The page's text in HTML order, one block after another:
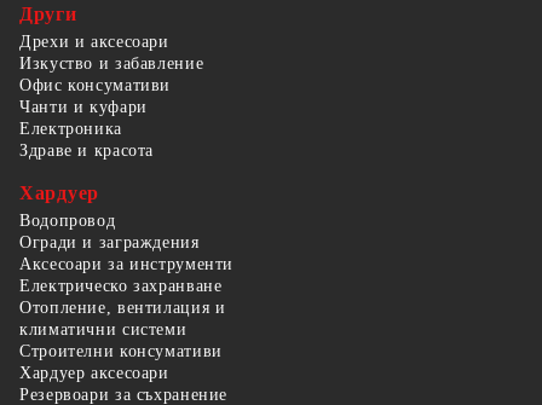
Други
Дрехи и аксесоари
Изкуство и забавление
Офис консумативи
Чанти и куфари
Електроника
Здраве и красота
Хардуер
Водопровод
Огради и заграждения
Аксесоари за инструменти
Електрическо захранване
Отопление, вентилация и
климатични системи
Строителни консумативи
Хардуер аксесоари
Резервоари за съхранение